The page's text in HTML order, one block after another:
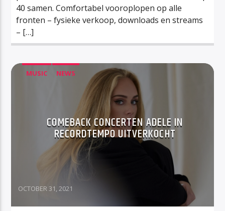
40 samen. Comfortabel vooroplopen op alle
fronten – fysieke verkoop, downloads en streams
– […]
MUSIC NEWS
COMEBACK CONCERTEN ADELE IN
RECORDTEMPO UITVERKOCHT
OCTOBER 31, 2021